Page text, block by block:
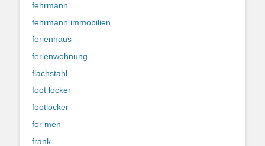
fehrmann
fehrmann immobilien
ferienhaus
ferienwohnung
flachstahl
foot locker
footlocker
for men
frank